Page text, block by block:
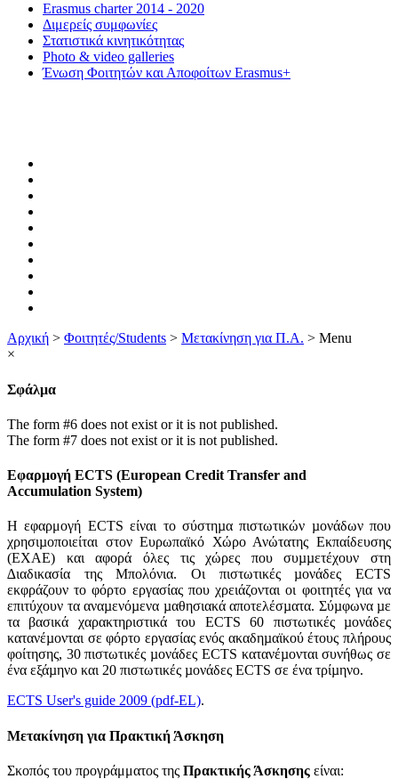
Erasmus charter 2014 - 2020
Διμερείς συμφωνίες
Στατιστικά κινητικότητας
Photo & video galleries
Ένωση Φοιτητών και Αποφοίτων Erasmus+
Αρχική > Φοιτητές/Students > Μετακίνηση για Π.Α. > Menu
×
Σφάλμα
The form #6 does not exist or it is not published.
The form #7 does not exist or it is not published.
Εφαρμογή ECTS (European Credit Transfer and
Accumulation System)
Η εφαρμογή ECTS είναι το σύστηµα πιστωτικών µονάδων που
χρησιµοποιείται στον Ευρωπαϊκό Χώρο Ανώτατης Εκπαίδευσης
(ΕΧΑΕ) και αφορά όλες τις χώρες που συµµετέχουν στη
∆ιαδικασία της Μπολόνια. Οι πιστωτικές µονάδες ECTS
εκφράζουν το φόρτο εργασίας που χρειάζονται οι φοιτητές για να
επιτύχουν τα αναµενόµενα µαθησιακά αποτελέσµατα. Σύµφωνα µε
τα βασικά χαρακτηριστικά του ECTS 60 πιστωτικές µονάδες
κατανέµονται σε φόρτο εργασίας ενός ακαδηµαϊκού έτους πλήρους
φοίτησης, 30 πιστωτικές µονάδες ECTS κατανέµονται συνήθως σε
ένα εξάµηνο και 20 πιστωτικές µονάδες ECTS σε ένα τρίµηνο.
ECTS User's guide 2009 (pdf-EL).
Μετακίνηση για Πρακτική Άσκηση
Σκοπός του προγράμματος της Πρακτικής Άσκησης είναι: